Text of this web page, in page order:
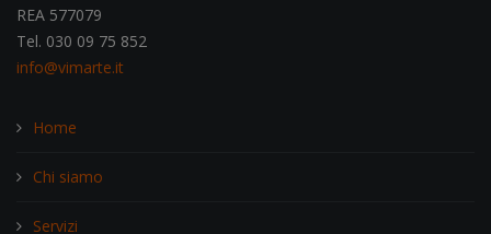
REA 577079
Tel. 030 09 75 852
info@vimarte.it
Home
Chi siamo
Servizi